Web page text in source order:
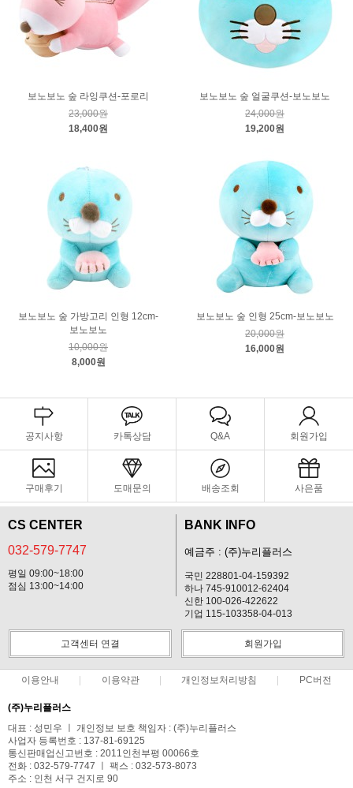
보노보노 숲 라잉쿠션-포로리
23,000원
18,400원
보노보노 숲 얼굴쿠션-보노보노
24,000원
19,200원
보노보노 숲 가방고리 인형 12cm-
보노보노
10,000원
8,000원
보노보노 숲 인형 25cm-보노보노
20,000원
16,000원
공지사항 카톡상담 Q&A 회원가입
구매후기 도매문의 배송조회 사은품
CS CENTER
032-579-7747
평일 09:00~18:00
점심 13:00~14:00
BANK INFO
예금주 : (주)누리플러스
국민 228801-04-159392
하나 745-910012-62404
신한 100-026-422622
기업 115-103358-04-013
고객센터 연결 회원가입
이용안내 이용약관 개인정보처리방침 PC버전
(주)누리플러스
대표 : 성민우 ㅣ 개인정보 보호 책임자 : (주)누리플러스
사업자 등록번호 : 137-81-69125
통신판매업신고번호 : 2011인천부평 00066호
전화 : 032-579-7747 ㅣ 팩스 : 032-573-8073
주소 : 인천 서구 건지로 90